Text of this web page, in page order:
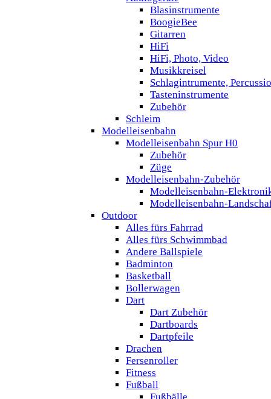
Blasinstrumente
BoogieBee
Gitarren
HiFi
HiFi, Photo, Video
Musikkreisel
Schlagintrumente,
Tasteninstrumente
Zubehör
Schleim
Modelleisenbahn
Modelleisenbahn Spur H0
Zubehör
Züge
Modelleisenbahn-Zubehör
Modelleisenbahn-
Modelleisenbahn-
Outdoor
Alles fürs Fahrrad
Alles fürs Schwimmbad
Andere Ballspiele
Badminton
Basketball
Bollerwagen
Dart
Dart Zubehör
Dartboards
Dartpfeile
Drachen
Fersenroller
Fitness
Fußball